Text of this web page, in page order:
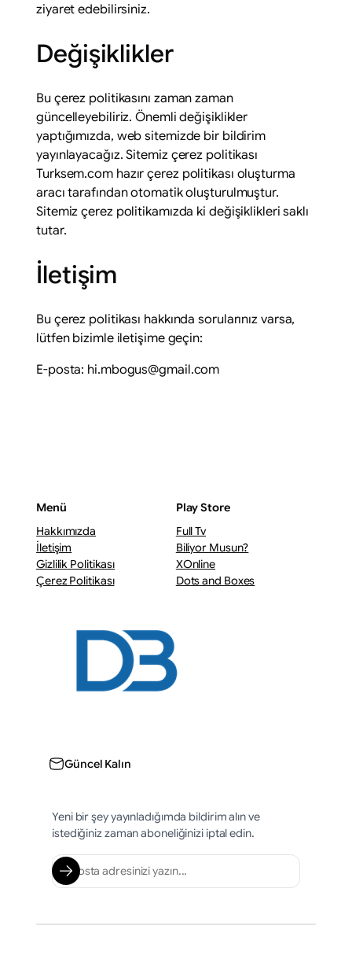
ziyaret edebilirsiniz.
Değişiklikler
Bu çerez politikasını zaman zaman
güncelleyebiliriz. Önemli değişiklikler
yaptığımızda, web sitemizde bir bildirim
yayınlayacağız. Sitemiz çerez politikası
Turksem.com hazır çerez politikası oluşturma
aracı tarafından otomatik oluşturulmuştur.
Sitemiz çerez politikamızda ki değişiklikleri saklı
tutar.
İletişim
Bu çerez politikası hakkında sorularınız varsa,
lütfen bizimle iletişime geçin:
E-posta: hi.mbogus@gmail.com
Menü
Hakkımızda
İletişim
Gizlilik Politikası
Çerez Politikası
Play Store
Full Tv
Biliyor Musun?
XOnline
Dots and Boxes
Güncel Kalın
Yeni bir şey yayınladığımda bildirim alın ve
istediğiniz zaman aboneliğinizi iptal edin.